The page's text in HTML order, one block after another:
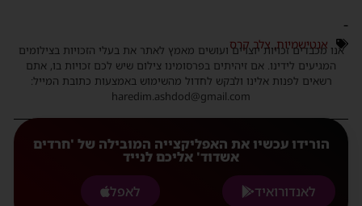
-
אנטישמיות, צלב קרס
אנו מכבדים זכויות יוצרים ועושים מאמץ לאתר את בעלי הזכויות בצילומים
המגיעים לידינו. אם זיהיתים בפרסומינו צילום שיש לכם זכויות בו, אתם
רשאים לפנות אלינו ולבקש לחדול מהשימוש באמצעות כתובת המייל:
haredim.ashdod@gmail.com
הורידו עכשיו את האפליקצייה המובילה של 'חרדים
אשדוד' אליכם לנייד
לאנדורואיד
לאפל